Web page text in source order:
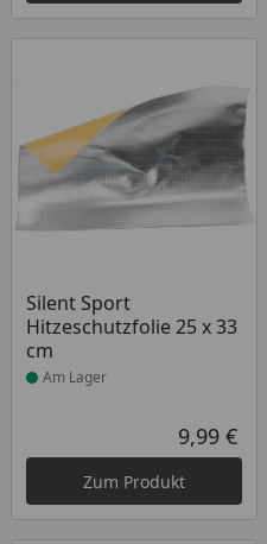
in ProzentPreis
Preis
Silent Sport
Hitzeschutzfolie 25 x 33
cm
Produkt am Lager
Am Lager
9,99 €
Zum Produkt